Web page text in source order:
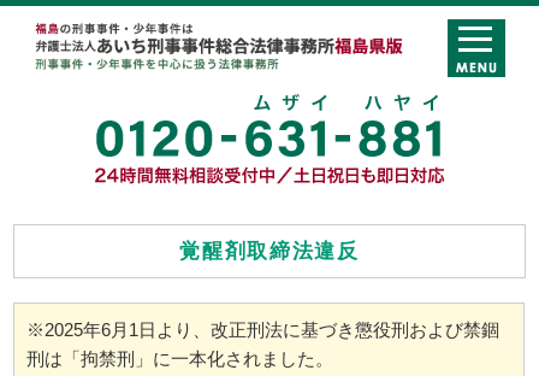
覚醒剤取締法違反
※2025年6月1日より、改正刑法に基づき懲役刑および禁錮
刑は「拘禁刑」に一本化されました。